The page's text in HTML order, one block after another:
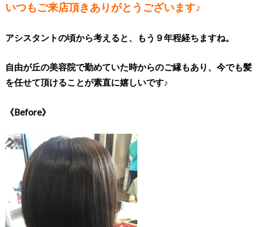
いつもご来店頂きありがとうございます♪
アシスタントの頃から考えると、もう９年程経ちますね。
自由が丘の美容院で勤めていた時からのご縁もあり、今でも髪
を任せて頂けることが素直に嬉しいです♪
《Before》